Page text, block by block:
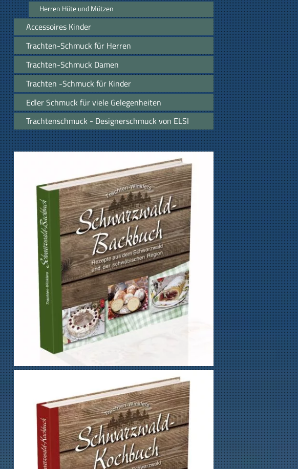
Herren Hüte und Mützen
Accessoires Kinder
Trachten-Schmuck für Herren
Trachten-Schmuck Damen
Trachten -Schmuck für Kinder
Edler Schmuck für viele Gelegenheiten
Trachtenschmuck - Designerschmuck von ELSI